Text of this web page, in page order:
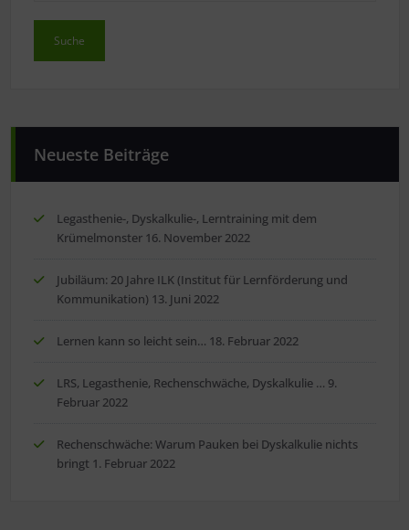
Neueste Beiträge
Legasthenie-, Dyskalkulie-, Lerntraining mit dem
Krümelmonster 16. November 2022
Jubiläum: 20 Jahre ILK (Institut für Lernförderung und
Kommunikation) 13. Juni 2022
Lernen kann so leicht sein… 18. Februar 2022
LRS, Legasthenie, Rechenschwäche, Dyskalkulie … 9.
Februar 2022
Rechenschwäche: Warum Pauken bei Dyskalkulie nichts
bringt 1. Februar 2022